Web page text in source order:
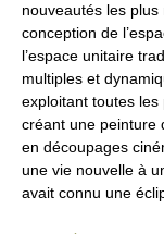
nouveautés les
conception de
l’espace unitaire
multiples et
exploitant toutes les
créant une peinture
en découpages
une vie nouvelle à
avait connu une